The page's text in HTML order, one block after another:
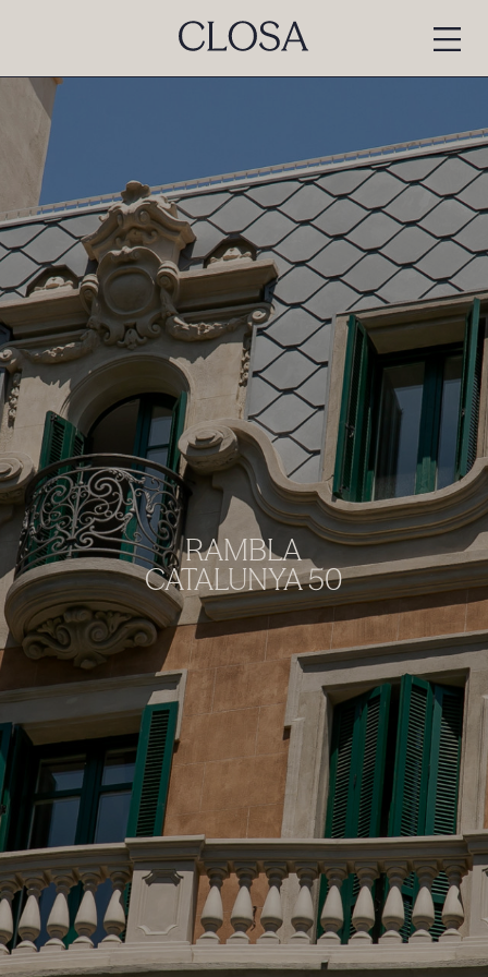
RAMBLA
CATALUNYA 50